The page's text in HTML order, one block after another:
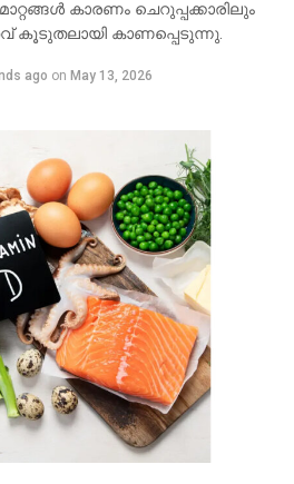
കാരണം ചെറുപ്പക്കാരിലും
കൂടുതലായി കാണപ്പെടുന്നു.
ago on May 13, 2026